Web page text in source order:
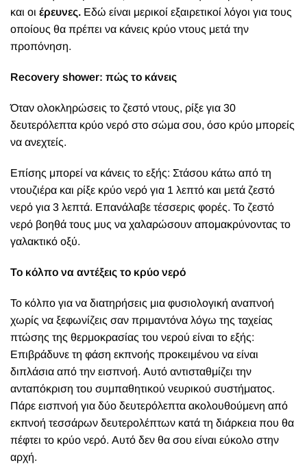
και οι έρευνες. Εδώ είναι μερικοί εξαιρετικοί λόγοι για τους
οποίους θα πρέπει να κάνεις κρύο ντους μετά την
προπόνηση.
Recovery shower: πώς το κάνεις
Όταν ολοκληρώσεις το ζεστό ντους, ρίξε για 30
δευτερόλεπτα κρύο νερό στο σώμα σου, όσο κρύο μπορείς
να ανεχτείς.
Επίσης μπορεί να κάνεις το εξής: Στάσου κάτω από τη
ντουζιέρα και ρίξε κρύο νερό για 1 λεπτό και μετά ζεστό
νερό για 3 λεπτά. Επανάλαβε τέσσερις φορές. Το ζεστό
νερό βοηθά τους μυς να χαλαρώσουν απομακρύνοντας το
γαλακτικό οξύ.
Το κόλπο να αντέξεις το κρύο νερό
Το κόλπο για να διατηρήσεις μια φυσιολογική αναπνοή
χωρίς να ξεφωνίζεις σαν πριμαντόνα λόγω της ταχείας
πτώσης της θερμοκρασίας του νερού είναι το εξής:
Επιβράδυνε τη φάση εκπνοής προκειμένου να είναι
διπλάσια από την εισπνοή. Αυτό αντισταθμίζει την
ανταπόκριση του συμπαθητικού νευρικού συστήματος.
Πάρε εισπνοή για δύο δευτερόλεπτα ακολουθούμενη από
εκπνοή τεσσάρων δευτερολέπτων κατά τη διάρκεια που θα
πέφτει το κρύο νερό. Αυτό δεν θα σου είναι εύκολο στην
αρχή.